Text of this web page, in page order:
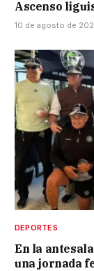
Ascenso
10 de agosto de
DEPORTES
En la
una jornada